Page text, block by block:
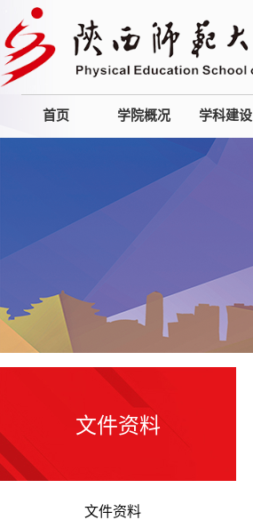
首页 学院概况 学科建设
文件资料
文件资料